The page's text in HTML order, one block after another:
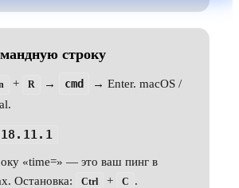
строку
+ R → cmd
→ Enter. macOS /
«time=» — это ваш пинг в
Остановка:
Ctrl + C .